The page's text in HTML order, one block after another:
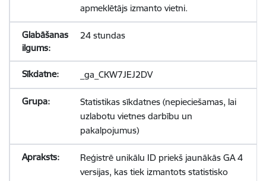
apmeklētājs izmanto vietni.
24 stundas
_ga_CKW7JEJ2DV
Statistikas sīkdatnes (nepieciešamas, lai
uzlabotu vietnes darbību un
pakalpojumus)
Reģistrē unikālu ID priekš jaunākās GA 4
versijas, kas tiek izmantots statistisko